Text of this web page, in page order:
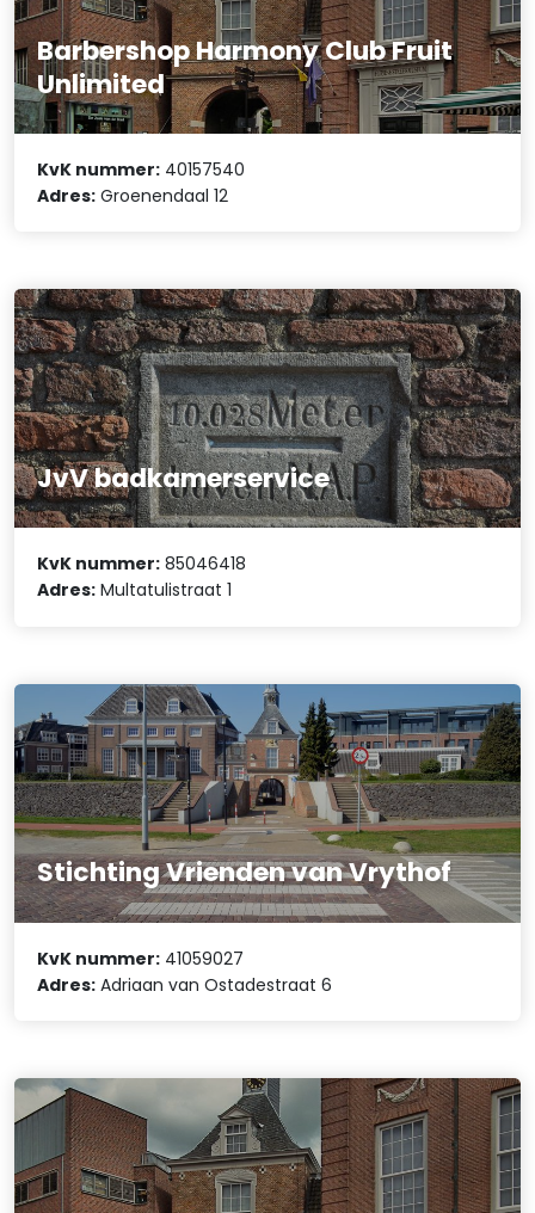
Barbershop Harmony Club Fruit
Unlimited
KvK nummer: 40157540
Adres: Groenendaal 12
JvV badkamerservice
KvK nummer: 85046418
Adres: Multatulistraat 1
Stichting Vrienden van Vrythof
KvK nummer: 41059027
Adres: Adriaan van Ostadestraat 6